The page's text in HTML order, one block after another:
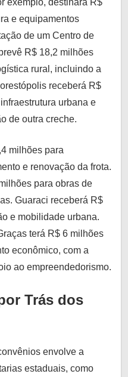
e equipamentos
de um Centro de
R$ 18,2 milhões
rural, incluindo a
receberá R$
urbana e
de outra creche.
milhões para
e renovação da frota.
para obras de
Guaraci receberá R$
e mobilidade urbana.
terá R$ 6 milhões
econômico, com a
ao empreendedorismo.
Trás dos
envolve a
estaduais, como